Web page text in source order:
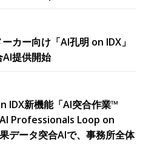
カー向け「AI孔明 on IDX」
提供開始
IDX新機能「AI突合作業™
Professionals Loop on
データ突合AIで、事務所全体